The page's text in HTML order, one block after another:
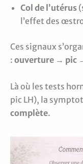
Col de l’utérus
l’effet des
Ces signaux
: ouverture → pic
Là où les tests
pic LH), la
complète.